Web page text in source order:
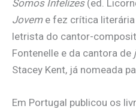
Somos Infelizes (ed.
Joveme fez crítica literária
letrista do cantor-
Fontenelle e da cantora de
Stacey Kent, já nomeada
Em Portugal publicou os